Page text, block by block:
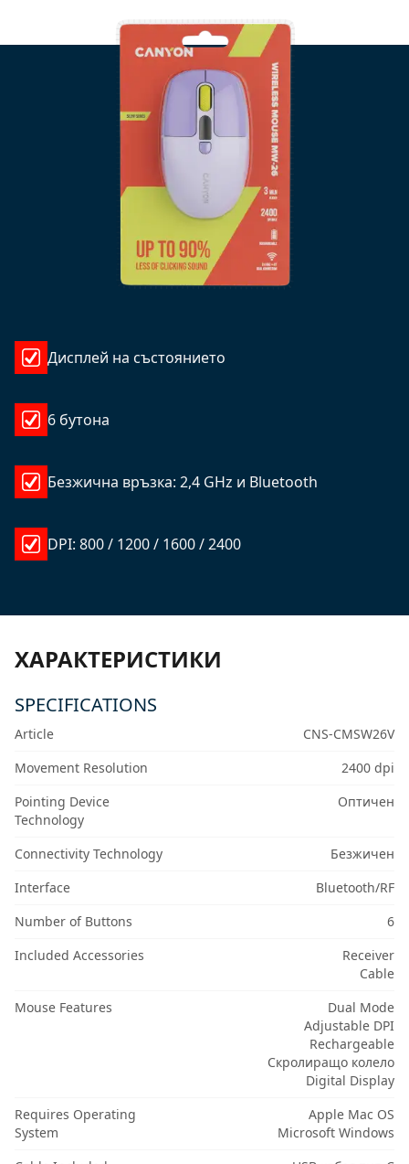
Дисплей на състоянието
6 бутона
Безжична връзка: 2,4 GHz и Bluetooth
DPI: 800 / 1200 / 1600 / 2400
ХАРАКТЕРИСТИКИ
SPECIFICATIONS
Article
CNS-CMSW26V
Movement Resolution
2400 dpi
Pointing Device
Technology
Оптичен
Connectivity Technology
Безжичен
Interface
Bluetooth/RF
Number of Buttons
6
Included Accessories
Receiver
Cable
Mouse Features
Dual Mode
Adjustable DPI
Rechargeable
Скролиращо колело
Digital Display
Requires Operating
System
Apple Mac OS
Microsoft Windows